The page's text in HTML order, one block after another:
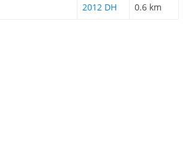
2012 DH 0.6 km